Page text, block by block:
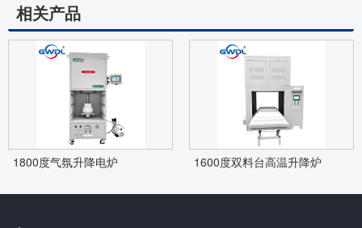
相关产品
1800度气氛升降电炉 1600度双料台高温升降炉